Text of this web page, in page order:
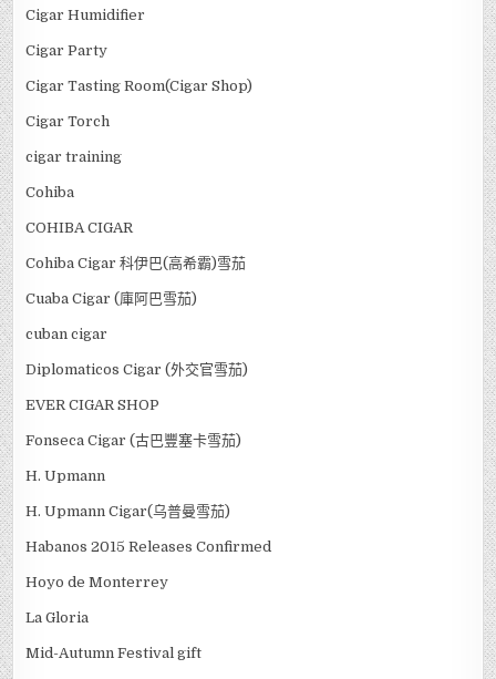
Cigar Humidifier
Cigar Party
Cigar Tasting Room(Cigar Shop)
Cigar Torch
cigar training
Cohiba
COHIBA CIGAR
Cohiba Cigar 科伊巴(高希霸)雪茄
Cuaba Cigar (庫阿巴雪茄)
cuban cigar
Diplomaticos Cigar (外交官雪茄)
EVER CIGAR SHOP
Fonseca Cigar (古巴豐塞卡雪茄)
H. Upmann
H. Upmann Cigar(乌普曼雪茄)
Habanos 2015 Releases Confirmed
Hoyo de Monterrey
La Gloria
Mid-Autumn Festival gift